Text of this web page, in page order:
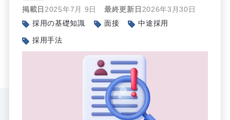
掲載日 2025年7月 9日 最終更新日 2026年3月30日
採用の基礎知識
面接 中途採用
採用手法